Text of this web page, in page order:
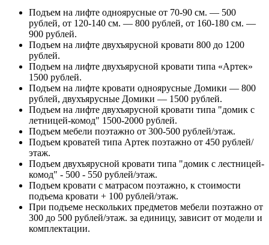
Подъем на лифте одноярусные от 70-90 см. — 500
рублей, от 120-140 см. — 800 рублей, от 160-180 см. —
900 рублей.
Подъем на лифте двухъярусной кровати 800 до 1200
рублей.
Подъем на лифте двухъярусной кровати типа «Артек»
1500 рублей.
Подъем на лифте кровати одноярусные Домики — 800
рублей, двухъярусные Домики — 1500 рублей.
Подъем на лифте двухъярусной кровати типа "домик с
летницей-комод" 1500-2000 рублей.
Подъем мебели поэтажно от 300-500 рублей/этаж.
Подъем кроватей типа Артек поэтажно от 450 рублей/
этаж.
Подъем двухъярусной кровати типа "домик с лестницей-
комод" - 500 - 550 рублей/этаж.
Подъем кровати с матрасом поэтажно, к стоимости
подъема кровати + 100 рублей/этаж.
При подъеме нескольких предметов мебели поэтажно от
300 до 500 рублей/этаж. за единицу, зависит от модели и
комплектации.